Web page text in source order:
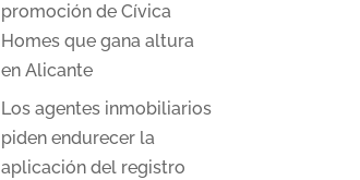
promoción de Cívica
Homes que gana altura
en Alicante
Los agentes inmobiliarios
piden endurecer la
aplicación del registro